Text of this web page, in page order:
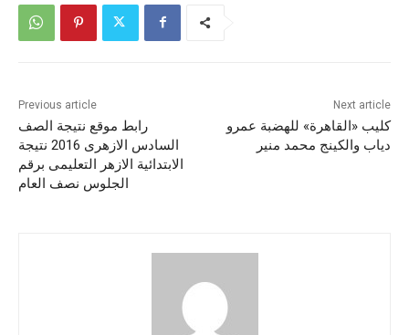
Previous article
رابط موقع نتيجة الصف
السادس الازهرى 2016 نتيجة
الابتدائية الازهر التعليمى برقم
الجلوس نصف العام
Next article
كليب «القاهرة» للهضبة عمرو
دياب والكينج محمد منير